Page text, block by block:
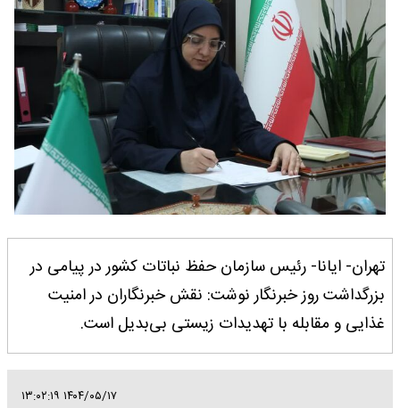
تهران- ایانا- رئیس سازمان حفظ نباتات کشور در پیامی در
بزرگداشت روز خبرنگار نوشت: نقش خبرنگاران در امنیت
غذایی و مقابله با تهدیدات زیستی بی‌بدیل است.
۱۴۰۴/۰۵/۱۷ ۱۳:۰۲:۱۹